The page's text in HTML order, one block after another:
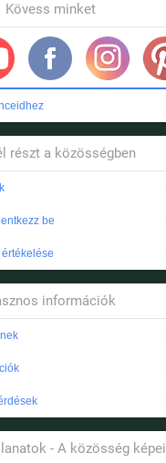
Kövess minket
részt a közösségben
be
információk
- A közösség képei